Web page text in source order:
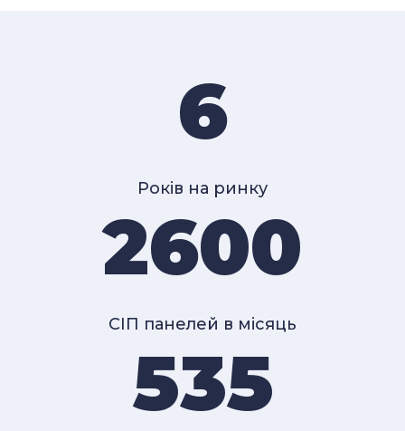
6
Років на ринку
2600
СІП панелей в місяць
535